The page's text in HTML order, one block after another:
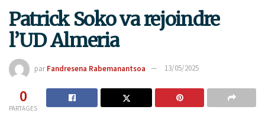
Patrick Soko va rejoindre
l’UD Almeria
par Fandresena Rabemanantsoa 13/05/2025
0
PARTAGES